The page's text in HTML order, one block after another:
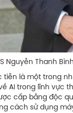
Bình.
là một trong
AI trong lĩnh vực
cấp bằng độc
cách sử dụng